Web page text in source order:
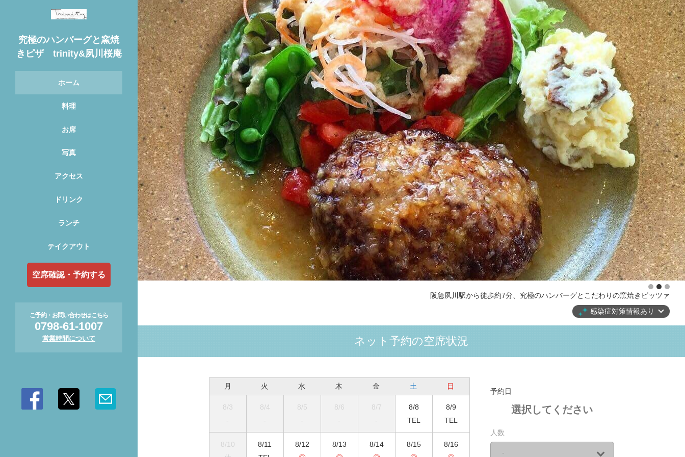
究極のハンバーグと窯焼
きピザ trinity&夙川桜庵
ホーム
料理
お席
写真
アクセス
ドリンク
ランチ
テイクアウト
空席確認・予約する
ご予約・お問い合わせはこちら
0798-61-1007
営業時間について
阪急夙川駅から徒歩約7分、究極のハンバーグとこだわりの窯焼きピッツァ
こだわりのデザートをご用意しております♪ぜひご賞味ください★
感染症対策情報あり
ネット予約の空席状況
月 火 水 木 金 土 日
8/3
-
8/4
-
8/5
-
8/6
-
8/7
-
8/8
TEL
8/9
TEL
8/10
8/11
8/12
8/13
8/14
8/15
8/16
予約日
選択してください
人数
-